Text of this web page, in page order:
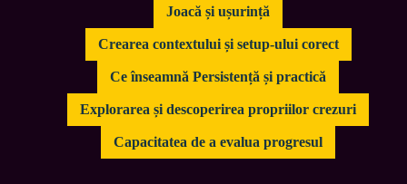
Joacă și ușurință
Crearea contextului și setup-ului corect
Ce înseamnă Persistență și practică
Explorarea și descoperirea propriilor crezuri
Capacitatea de a evalua progresul